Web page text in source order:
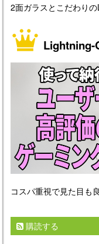
2面ガラスとこだわり
Lightning-
コスパ重視で見た目も
購読する